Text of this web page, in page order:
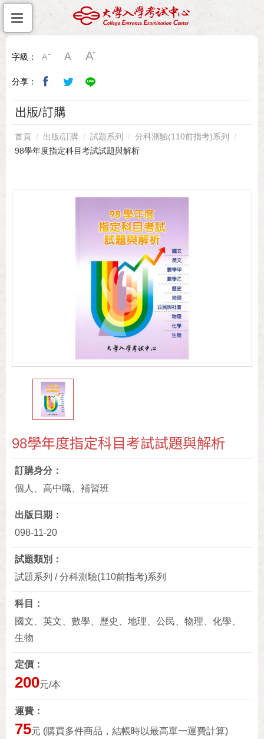
字級：
分享：
出版/訂購
首頁 出版/訂購 試題系列
分科測驗(110前指考)系列
98學年度指定科目考試試題與解析
98學年度指定科目考試試題與解析
訂購身分
個人、高中職、補習班
出版日期
098-11-20
試題類別
試題系列 / 分科測驗(110前指考)系列
科目
國文、英文、數學、歷史、地理、公民、物理、化學、
生物
定價
200元/本
運費
75元 (購買多件商品，結帳時以最高單一運費計算)